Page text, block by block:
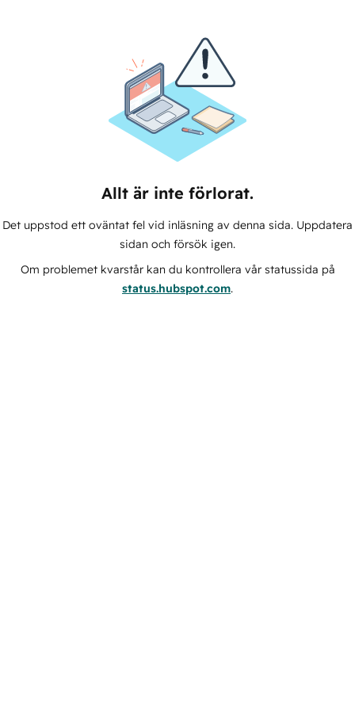
Allt är inte förlorat.
Det uppstod ett oväntat fel vid inläsning av denna sida. Uppdatera
sidan och försök igen.
Om problemet kvarstår kan du kontrollera vår statussida på
status.hubspot.com.